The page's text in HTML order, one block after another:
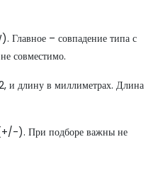
– совпадение типа с
совместимо.
и длину в миллиметрах. Длина
). При подборе важны не